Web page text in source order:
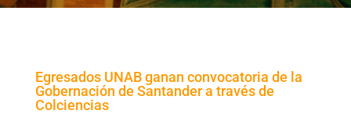
Egresados UNAB ganan convocatoria de la
Gobernación de Santander a través de
Colciencias